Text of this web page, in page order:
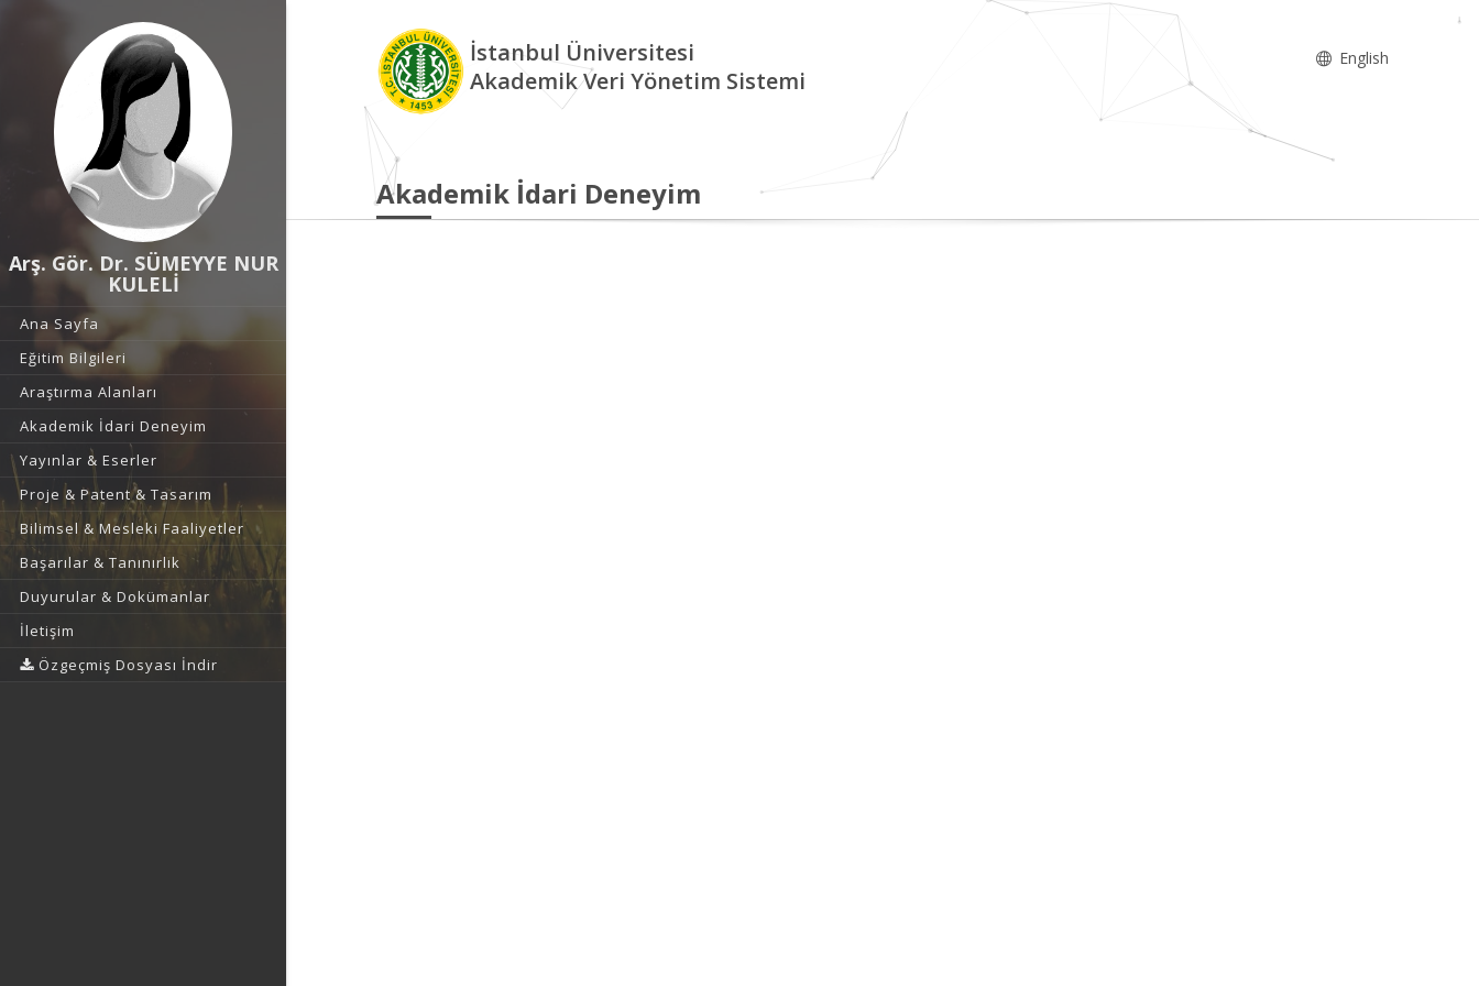
Arş. Gör. Dr. SÜMEYYE NUR
KULELİ
Ana Sayfa
Eğitim Bilgileri
Araştırma Alanları
Akademik İdari Deneyim
Yayınlar & Eserler
Proje & Patent & Tasarım
Bilimsel & Mesleki Faaliyetler
Başarılar & Tanınırlık
Duyurular & Dokümanlar
İletişim
Özgeçmiş Dosyası İndir
İstanbul Üniversitesi
Akademik Veri Yönetim Sistemi
English
Akademik İdari Deneyim